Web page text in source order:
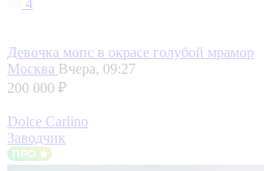
4
Девочка мопс в окрасе голубой мрамор
Москва Вчера, 09:27
200 000 ₽
Dolce Carlino
Заводчик